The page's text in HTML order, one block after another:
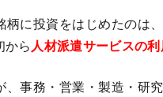
に投資をはじめたのは
から 人材派遣サービスの
事務・営業・製造・研